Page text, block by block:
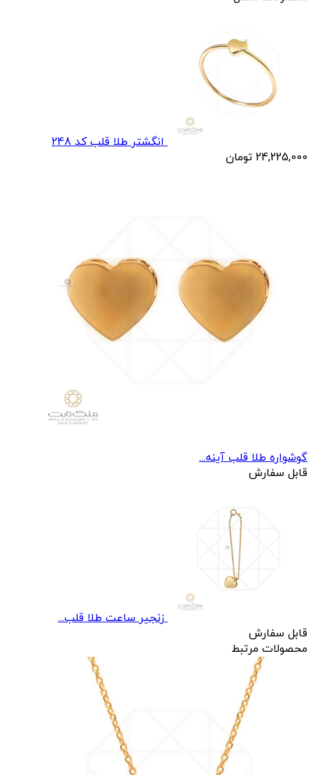
انگشتر طلا قلب کد 248
24,225,000 تومان
گوشواره طلا قلب آینه...
قابل سفارش
زنجير ساعت طلا قلب...
قابل سفارش
محصولات مرتبط